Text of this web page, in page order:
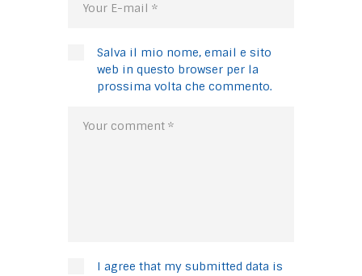
Salva il mio nome, email e sito
web in questo browser per la
prossima volta che commento.
I agree that my submitted data is